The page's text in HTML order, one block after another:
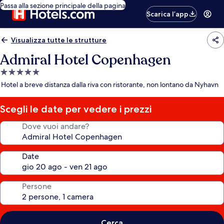
Passa alla sezione principale della pagina
Scarica l’app
Visualizza tutte le strutture
Admiral Hotel Copenhagen
Struttura
a
stelle
Hotel a breve distanza dalla riva con ristorante, non lontano da Nyhavn
Scegli le date per vedere i prezzi
Dove vuoi andare?
Date
Persone